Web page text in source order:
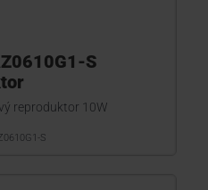
S
reproduktor 10W
S